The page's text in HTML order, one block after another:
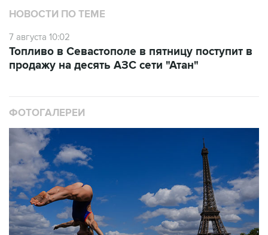
НОВОСТИ ПО ТЕМЕ
7 августа 10:02
Топливо в Севастополе в пятницу поступит в
продажу на десять АЗС сети "Атан"
ФОТОГАЛЕРЕИ